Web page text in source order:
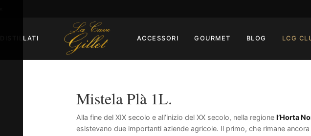
DISTILLATI ACCESSORI GOURMET BLOG LCG
Mistela Plà 1L.
Alla fine del XIX secolo e all’inizio del XX secolo, nella regione l’Horta
esistevano due importanti aziende agricole. Il primo, che rimane